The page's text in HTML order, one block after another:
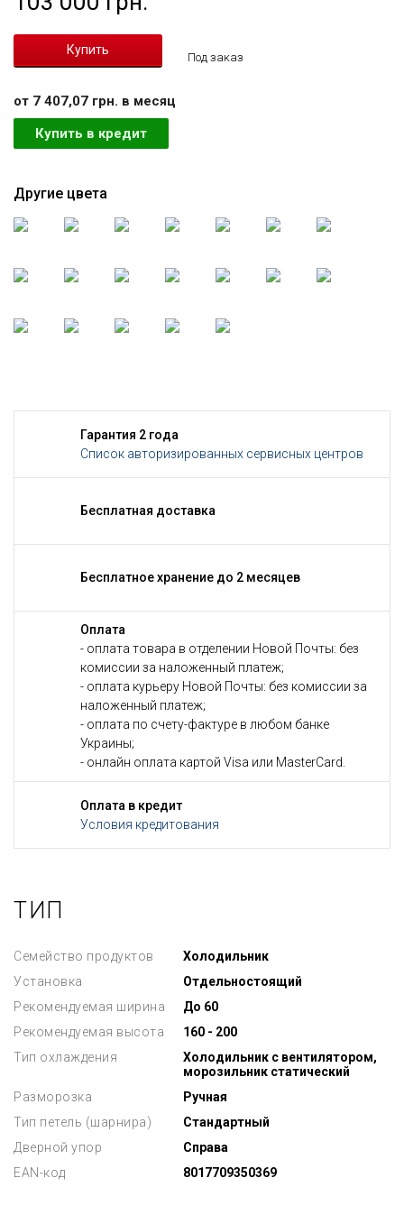
Под заказ
от 7 407,07 грн. в месяц
Купить в кредит
Другие цвета
Гарантия 2 года
Список авторизированных сервисных центров
Бесплатная доставка
Бесплатное хранение до 2 месяцев
Оплата
- оплата товара в отделении Новой Почты: без
комиссии за наложенный платеж;
- оплата курьеру Новой Почты: без комиссии за
наложенный платеж;
- оплата по счету-фактуре в любом банке
Украины;
- онлайн оплата картой Visa или MasterCard.
Оплата в кредит
Условия кредитования
ТИП
Семейство продуктов
Холодильник
Установка
Отдельностоящий
Рекомендуемая ширина
До 60
Рекомендуемая высота
160 - 200
Тип охлаждения
Холодильник с вентилятором,
морозильник статический
Разморозка
Ручная
Тип петель (шарнира)
Стандартный
Дверной упор
Справа
EAN-код
8017709350369